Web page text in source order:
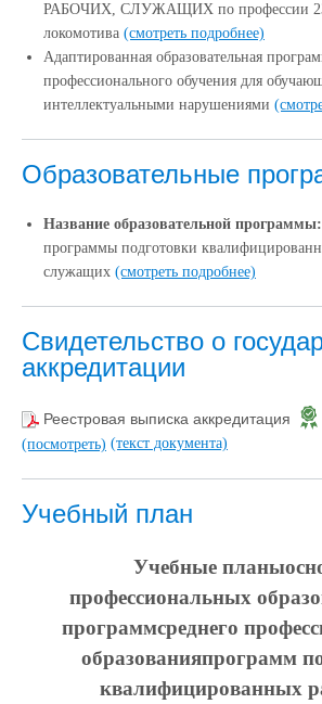
РАБОЧИХ, СЛУЖАЩИХ по профессии
локомотива (смотреть подробнее)
Адаптированная образовательная
профессионального обучения для
интеллектуальными нарушениями
Образовательные
Название образовательной программы:
программы подготовки
служащих (смотреть подробнее)
Свидетельство о
аккредитации
Реестровая выписка аккредитация
(посмотреть) (текст документа)
Учебный план
Учебные планы
профессиональных
программсреднего
образованияпрограмм
квалифицированных